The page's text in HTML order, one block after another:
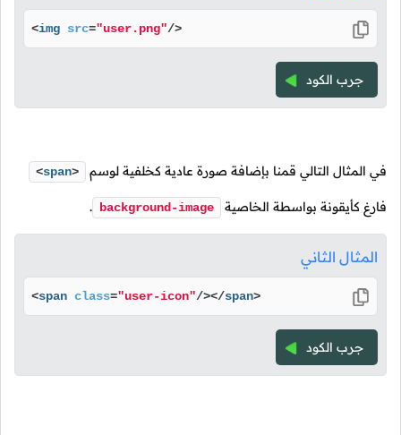
<img src="user.png"/>
جرب الكود
في المثال التالي قمنا بإضافة صورة عادية كخلفية لوسم <span>
فارغ كأيقونة بواسطة الخاصية background-image
.
المثال الثاني
<span class="user-icon"/></span>
جرب الكود